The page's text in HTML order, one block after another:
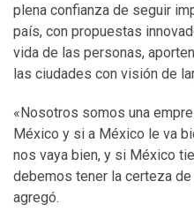
plena confianza de seguir
país, con propuestas
vida de las personas,
las ciudades con visión de
«Nosotros somos una
México y si a México le va
nos vaya bien, y si México
debemos tener la certeza
agregó.